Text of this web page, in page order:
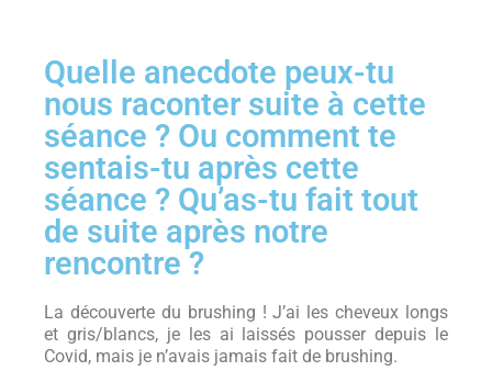
Quelle anecdote peux-tu
nous raconter suite à cette
séance ? Ou comment te
sentais-tu après cette
séance ? Qu’as-tu fait tout
de suite après notre
rencontre ?
La découverte du brushing ! J’ai les cheveux longs
et gris/blancs, je les ai laissés pousser depuis le
Covid, mais je n’avais jamais fait de brushing.